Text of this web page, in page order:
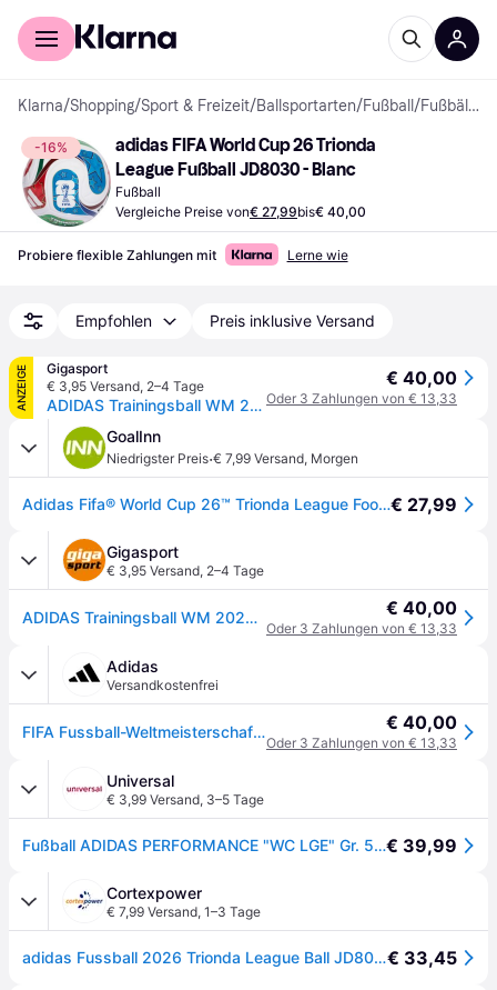
Für Shopper
Klarna/Shopping/Sport & Freizeit/Ballsportarten/Fußball / Fußbälle
-16%
adidas FIFA World Cup 26 Trionda
League Fußball JD8030 - Blanc
Fußball
Vergleiche Preise von€ 27,99bis€ 40,00
Probiere flexible Zahlungen mit Lerne wie
Empfohlen Preis inklusive Versand
ANZEIGE
Gigasport
€ 3,95 Versand, 2–4 Tage
ADIDAS Trainingsball WM 2026 League weiss | 5
€ 40,00
Oder 3 Zahlungen von € 13,33
GoalInn
Niedrigster Preis·€ 7,99 Versand, Morgen
Adidas Fifa® World Cup 26™ Trionda League Football Ball Mehrfarbig 5€ 27,99
Gigasport
€ 3,95 Versand, 2–4 Tage
ADIDAS Trainingsball WM 2026 League weiss | 5 € 40,00
Oder 3 Zahlungen von € 13,33
Adidas
Versandkostenfrei
FIFA Fussball-Weltmeisterschaft 26™ Trionda League Ball - White / Royal Blue / Solar Blue / Power Red - 5 € 40,00
Oder 3 Zahlungen von € 13,33
Universal
€ 3,99 Versand, 3–5 Tage
Fußball ADIDAS PERFORMANCE "WC LGE" Gr. 5, weiß, royal blau, solar blau, power rot, Bälle, 5, 0,4 g, Thermoplastisches Polyurethan (TPU), Fußball, WM, B:22,3cm H:17,3cm T:22cm, Topseller€ 39,99
Cortexpower
€ 7,99 Versand, 1–3 Tage
adidas Fussball 2026 Trionda League Ball JD8030 5 - White/Team Royal Blue/Blue/Red - 5€ 33,45